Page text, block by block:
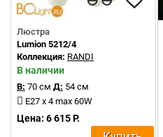
Люстра
Lumion 5212/4
Коллекция: RANDI
В наличии
В: 70 см Д: 54 см
E27 x 4 max 60W
Цена: 6 615 Р.